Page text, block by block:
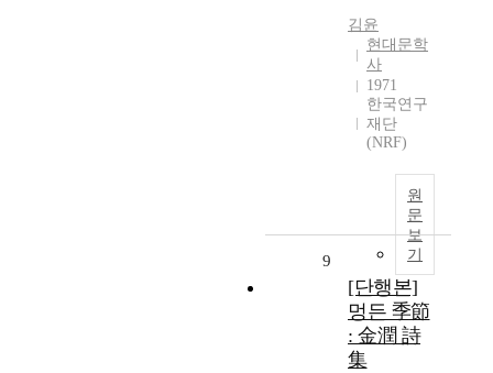
김윤
현대문학
사
1971
한국연구
재단
(NRF)
원
문
보
기
9
[단행본]
멍든 季節
: 金潤 詩
集